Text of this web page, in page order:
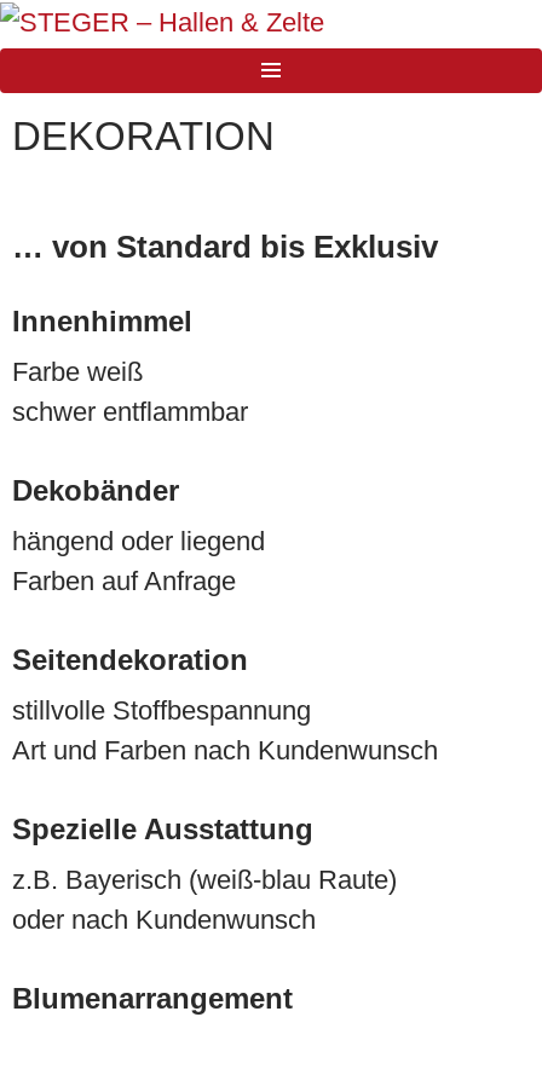
Zum
Inhalt
springen
DEKORATION
… von Standard bis Exklusiv
Innenhimmel
Farbe weiß
schwer entflammbar
Dekobänder
hängend oder liegend
Farben auf Anfrage
Seitendekoration
stillvolle Stoffbespannung
Art und Farben nach Kundenwunsch
Spezielle Ausstattung
z.B. Bayerisch (weiß-blau Raute)
oder nach Kundenwunsch
Blumenarrangement